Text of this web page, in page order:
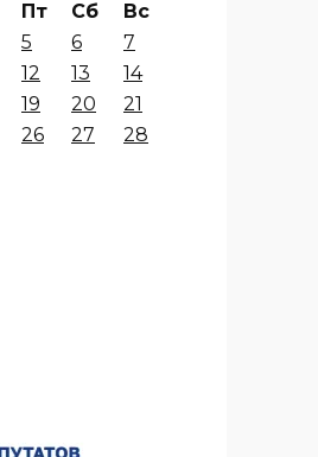
Пт Сб
Вс
5 6
7
12 13
14
19 20
21
26 27
28